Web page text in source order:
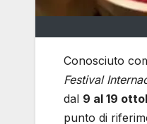
Conosciuto
Festival
dal 9 al 19
punto di